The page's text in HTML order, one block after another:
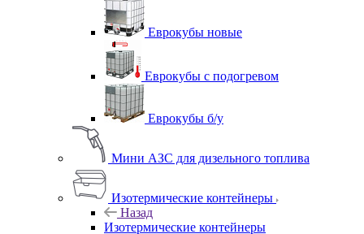
Еврокубы новые
Еврокубы с подогревом
Еврокубы б/у
Мини АЗС для дизельного топлива
Изотермические контейнеры
Назад
Изотермические контейнеры